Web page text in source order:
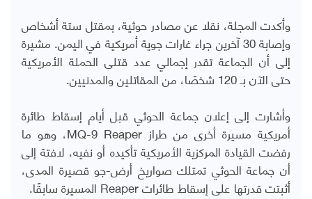
وأكدت المجلة، نقلا عن مصادر حوثية، بمقتل ستة أشخاص
وإصابة 30 آخرين جراء غارات جوية أمريكية في اليمن. مشيرة
إلى أن الجماعة تقدر إجمالي عدد قتلى الحملة الأمريكية
حتى الآن بـ 120 شخصًا، من المقاتلين والمدنيين.
وأشارت إلى إعلان جماعة الحوثي قبل أيام إسقاط طائرة
أمريكية مسيرة أخرى من طراز MQ-9 Reaper، وهو ما
رفضت القيادة المركزية الأمريكية تأكيده أو نفيه، لافتة إلى
أن جماعة الحوثي تمتلك صواريخ أرض-جو قصيرة المدى،
أثبتت قدرتها على إسقاط طائراتReaper المسيرة سابقًا.